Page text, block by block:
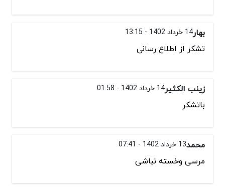
بهار14 خرداد 1402 - 13:15
تشکر از اطلاع رسانی
زینب الکثیر14 خرداد 1402 - 01:58
باتشکر
محمد13 خرداد 1402 - 07:41
مرسی وخسته نباشی